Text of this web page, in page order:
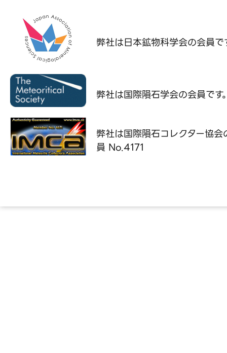
弊社は日本鉱物科学会の会員で
弊社は国際隕石学会の会員です
弊社は国際隕石コレクター協会
員 No.4171